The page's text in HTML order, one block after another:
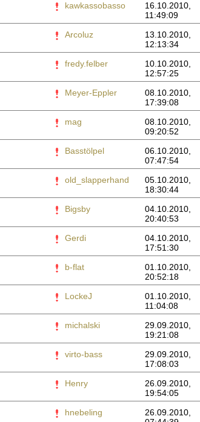
kawkassobasso
16.10.2010,
11:49:09
Arcoluz
13.10.2010,
12:13:34
fredy.felber
10.10.2010,
12:57:25
Meyer-Eppler
08.10.2010,
17:39:08
mag
08.10.2010,
09:20:52
Basstölpel
06.10.2010,
07:47:54
old_slapperhand
05.10.2010,
18:30:44
Bigsby
04.10.2010,
20:40:53
Gerdi
04.10.2010,
17:51:30
b-flat
01.10.2010,
20:52:18
LockeJ
01.10.2010,
11:04:08
michalski
29.09.2010,
19:21:08
virto-bass
29.09.2010,
17:08:03
Henry
26.09.2010,
19:54:05
hnebeling
26.09.2010,